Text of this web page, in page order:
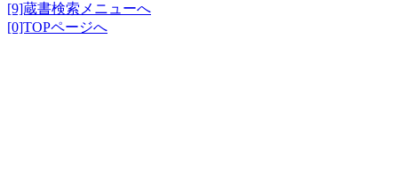
[9]蔵書検索メニューへ
[0]TOPページへ